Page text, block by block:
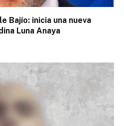
Bajío: inicia una nueva
Luna Anaya